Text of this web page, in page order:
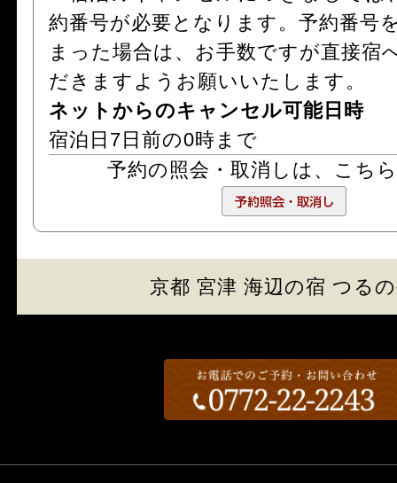
約番号が必要となります。予約番号
まった場合は、お手数ですが直接宿
だきますようお願いいたします。
ネットからのキャンセル可能日時
宿泊日7日前の0時まで
予約の照会・取消しは、 こちら
京都 宮津 海辺の宿 つる